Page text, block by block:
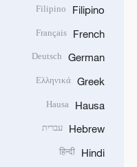
Filipino
Filipino
French
Français
German
Deutsch
Greek
Ελληνικά
Hausa
Hausa
Hebrew עברית
Hindi
हिन्दी